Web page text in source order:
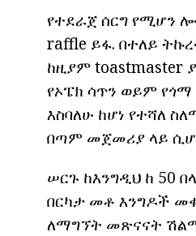
የተደራጀ ሰርግ የሚሆን
raffle ይፋ. በተለይ
ከዚያም toastmaster
የኦፔክ ሳጥን ወይም
እስባለሁ ከሆነ የተሻለ
በጣም መጀመሪያ ላይ
ሠርጉ ከእንግዲህ ከ 50
በርካታ መቶ እንግዶች
ለማግኘት መጽናናት